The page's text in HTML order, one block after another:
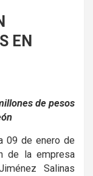
EN
de pesos
09 de enero de
de la empresa
Salinas